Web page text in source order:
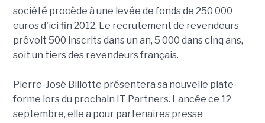
société procède à une levée de fonds de 250 000
euros d'ici fin 2012. Le recrutement de revendeurs
prévoit 500 inscrits dans un an, 5 000 dans cinq ans,
soit un tiers des revendeurs français.
Pierre-José Billotte présentera sa nouvelle plate-
forme lors du prochain IT Partners. Lancée ce 12
septembre, elle a pour partenaires presse